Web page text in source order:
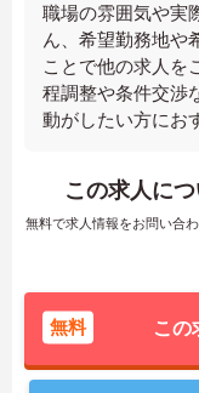
職場の雰囲気や実
ん、希望勤務地や
ことで他の求人を
程調整や条件交渉
動がしたい方にお
この求人に
無料で求人情報をお問い合
無料 この